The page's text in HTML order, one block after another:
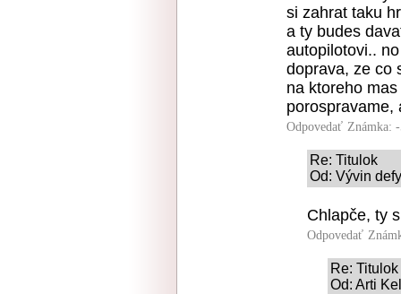
si zahrat taku
a ty budes
autopilotovi..
doprava, ze co
na ktoreho
porospravame,
Odpovedať Známka:
Re: Titulok
Od: Vývin
Chlapče, ty
Odpovedať
Re: Titulok
Od: Arti